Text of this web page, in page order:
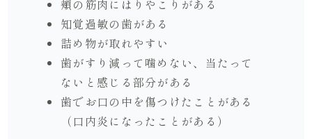
頬の筋肉にはりやこりがある
知覚過敏の歯がある
詰め物が取れやすい
歯がすり減って噛めない、当たって
ないと感じる部分がある
歯でお口の中を傷つけたことがある
（口内炎になったことがある）